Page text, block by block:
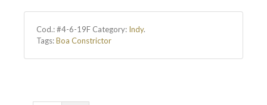
Cod.:#4-6-19F Category: Indy.
Tags:Boa Constrictor